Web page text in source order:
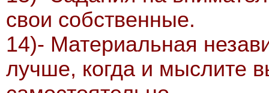
свои собственные.
14)- Материальная
лучше, когда и мыслите